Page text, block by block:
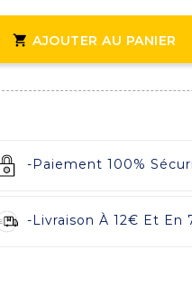
 AJOUTER AU PANIER
- Paiement 100%
- Livraison À 12€ Et En